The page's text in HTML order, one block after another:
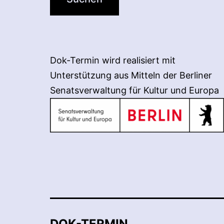
Dok-Termin wird realisiert mit
Unterstützung aus Mitteln der Berliner
Senatsverwaltung für Kultur und Europa